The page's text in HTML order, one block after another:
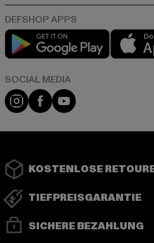
Play
Instagram
FacebookYouTube
KOSTENLOSE
TIEFPREISGARANTIE
SICHERE BEZAHLUNG